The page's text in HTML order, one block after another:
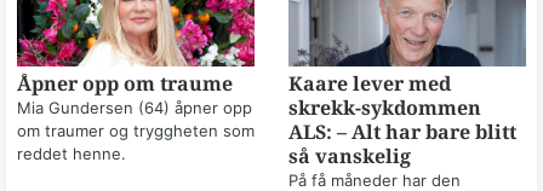
Åpner opp om traume
Mia Gundersen (64) åpner opp
om traumer og tryggheten som
reddet henne.
Kaare lever med
skrekk-sykdommen
ALS: – Alt har bare blitt
så vanskelig
På få måneder har den